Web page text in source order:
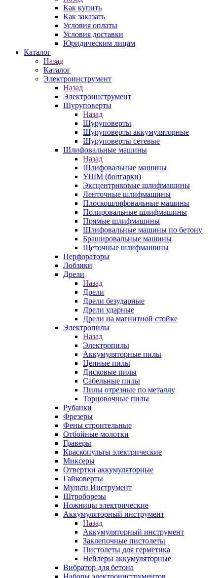
Как купить
Как заказать
Условия оплаты
Условия доставки
Юридическим лицам
Каталог
Назад
Каталог
Электроинструмент
Назад
Электроинструмент
Шуруповерты
Назад
Шуруповерты
Шуруповерты аккумуляторные
Шуруповерты сетевые
Шлифовальные машины
Назад
Шлифовальные машины
УШМ (болгарки)
Эксцентриковые шлифмашины
Ленточные шлифмашины
Плоскошлифовальные машины
Полировальные шлифмашины
Прямые шлифмашины
Шлифовальные машины по бетону
Брашировальные машины
Щеточные шлифмашины
Перфораторы
Лобзики
Дрели
Назад
Дрели
Дрели безударные
Дрели ударные
Дрели на магнитной стойке
Электропилы
Назад
Электропилы
Аккумуляторные пилы
Цепные пилы
Дисковые пилы
Сабельные пилы
Пилы отрезные по металлу
Торцовочные пилы
Рубанки
Фрезеры
Фены строительные
Отбойные молотки
Граверы
Краскопульты электрические
Миксеры
Отвертки аккумуляторные
Гайковерты
Мульти Инструмент
Штроборезы
Ножницы электрические
Аккумуляторный инструмент
Назад
Аккумуляторный инструмент
Заклепочные пистолеты
Пистолеты для герметика
Нейлеры аккумуляторные
Вибратор для бетона
Наборы электроинструментов